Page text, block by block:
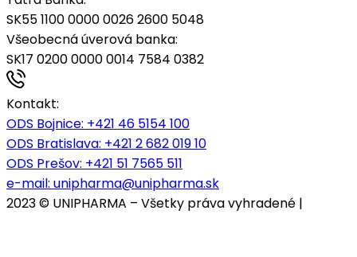
SK55 1100 0000 0026 2600 5048
Všeobecná úverová banka:
SK17 0200 0000 0014 7584 0382
Kontakt:
ODS Bojnice: +421 46 5154 100
ODS Bratislava: +421 2 682 019 10
ODS Prešov: +421 51 7565 511
e-mail: unipharma@unipharma.sk
2023 © UNIPHARMA – Všetky práva vyhradené |